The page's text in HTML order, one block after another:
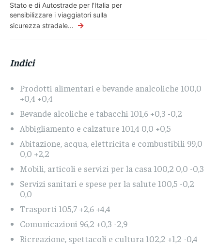
Stato e di Autostrade per l'Italia per
sensibilizzare i viaggiatori sulla
sicurezza stradale... →
Indici
Prodotti alimentari e bevande analcoliche 100,0
+0,4 +0,4
Bevande alcoliche e tabacchi 101,6 +0,3 -0,2
Abbigliamento e calzature 101,4 0,0 +0,5
Abitazione, acqua, elettricita e combustibili 99,0
0,0 +2,2
Mobili, articoli e servizi per la casa 100,2 0,0 -0,3
Servizi sanitari e spese per la salute 100,5 -0,2
0,0
Trasporti 105,7 +2,6 +4,4
Comunicazioni 96,2 +0,3 -2,9
Ricreazione, spettacoli e cultura 102,2 +1,2 -0,4